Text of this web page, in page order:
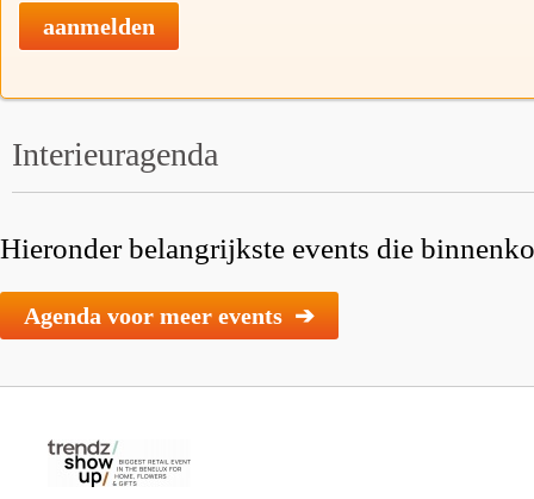
aanmelden
Interieuragenda
Hieronder belangrijkste events die
Agenda voor meer events ➔